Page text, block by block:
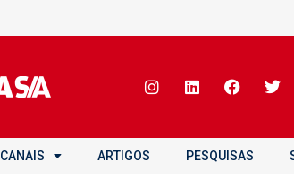
CANAIS ARTIGOS PESQUISAS